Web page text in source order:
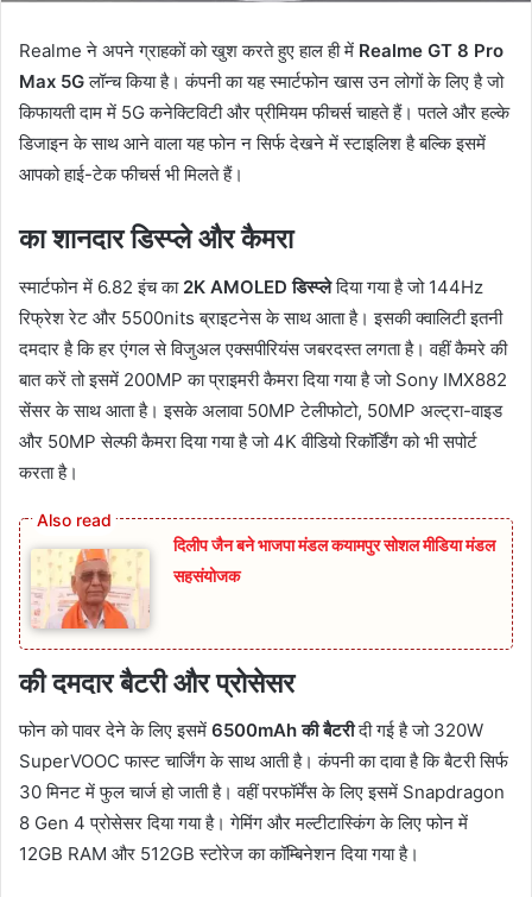
Realme ने अपने ग्राहकों को खुश करते हुए हाल ही में Realme GT 8 Pro
Max 5Gलॉन्च किया है। कंपनी का यह स्मार्टफोन खास उन लोगों के लिए है जो
किफायती दाम में 5G कनेक्टिविटी और प्रीमियम फीचर्स चाहते हैं। पतले और हल्के
डिजाइन के साथ आने वाला यह फोन न सिर्फ देखने में स्टाइलिश है बल्कि इसमें
आपको हाई-टेक फीचर्स भी मिलते हैं।
का शानदार डिस्प्ले और कैमरा
स्मार्टफोन में 6.82 इंच का 2K AMOLED डिस्प्लेदिया गया है जो 144Hz
रिफ्रेश रेट और 5500nits ब्राइटनेस के साथ आता है। इसकी क्वालिटी इतनी
दमदार है कि हर एंगल से विजुअल एक्सपीरियंस जबरदस्त लगता है। वहीं कैमरे की
बात करें तो इसमें 200MP का प्राइमरी कैमरा दिया गया है जो Sony IMX882
सेंसर के साथ आता है। इसके अलावा 50MP टेलीफोटो, 50MP अल्ट्रा-वाइड
और 50MP सेल्फी कैमरा दिया गया है जो 4K वीडियो रिकॉर्डिंग को भी सपोर्ट
करता है।
दिलीप जैन बने भाजपा मंडल कयामपुर सोशल मीडिया मंडल
सहसंयोजक
की दमदार बैटरी और प्रोसेसर
फोन को पावर देने के लिए इसमें 6500mAh की बैटरीदी गई है जो 320W
SuperVOOC फास्ट चार्जिंग के साथ आती है। कंपनी का दावा है कि बैटरी सिर्फ
30 मिनट में फुल चार्ज हो जाती है। वहीं परफॉर्मेंस के लिए इसमें Snapdragon
8 Gen 4 प्रोसेसर दिया गया है। गेमिंग और मल्टीटास्किंग के लिए फोन में
12GB RAM और 512GB स्टोरेज का कॉम्बिनेशन दिया गया है।